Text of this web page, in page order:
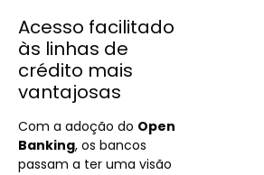
Acesso facilitado
às linhas de
crédito mais
vantajosas
Com a adoção do Open
Banking, os bancos
passam a ter uma visão